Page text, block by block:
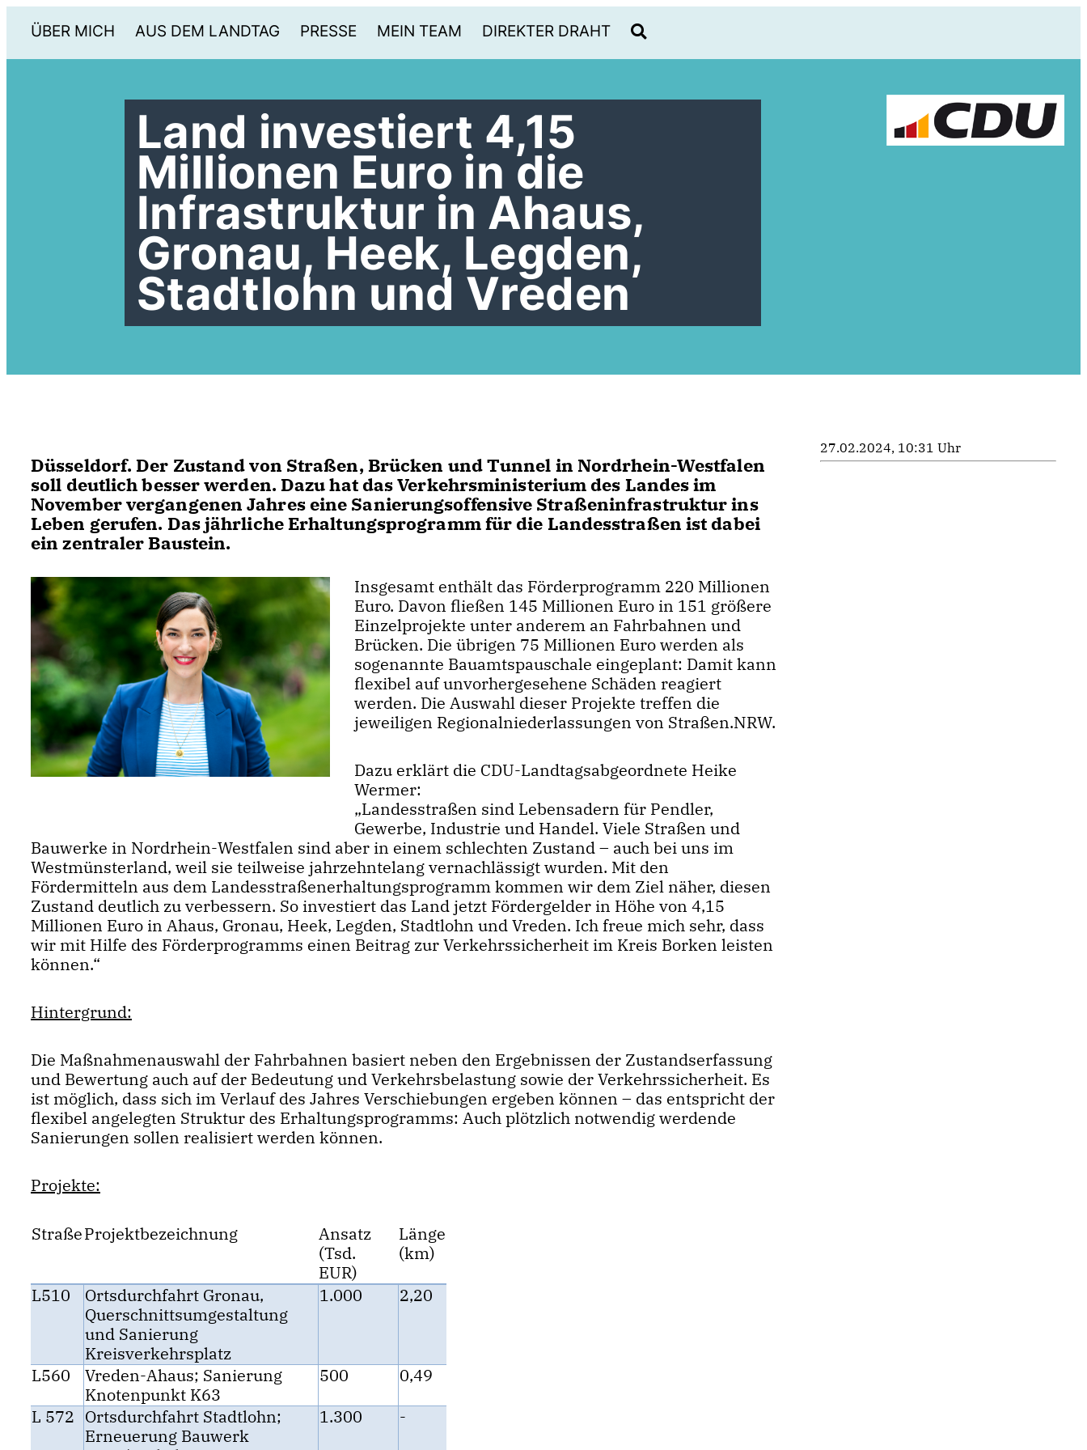
ÜBER MICH AUS DEM LANDTAG PRESSE MEIN TEAM DIREKTER DRAHT
Land investiert 4,15
Millionen Euro in die
Infrastruktur in Ahaus,
Gronau, Heek, Legden,
Stadtlohn und Vreden
Düsseldorf. Der Zustand von Straßen, Brücken und Tunnel in Nordrhein-Westfalen
soll deutlich besser werden. Dazu hat das Verkehrsministerium des Landes im
November vergangenen Jahres eine Sanierungsoffensive Straßeninfrastruktur ins
Leben gerufen. Das jährliche Erhaltungsprogramm für die Landesstraßen ist dabei
ein zentraler Baustein.
Insgesamt enthält das Förderprogramm 220 Millionen
Euro. Davon fließen 145 Millionen Euro in 151 größere
Einzelprojekte unter anderem an Fahrbahnen und
Brücken. Die übrigen 75 Millionen Euro werden als
sogenannte Bauamtspauschale eingeplant: Damit kann
flexibel auf unvorhergesehene Schäden reagiert
werden. Die Auswahl dieser Projekte treffen die
jeweiligen Regionalniederlassungen von Straßen.NRW.
Dazu erklärt die CDU-Landtagsabgeordnete Heike
Wermer:
Landesstraßen sind Lebensadern für Pendler,
Gewerbe, Industrie und Handel. Viele Straßen und
Bauwerke in Nordrhein-Westfalen sind aber in einem schlechten Zustand – auch bei uns im
Westmünsterland, weil sie teilweise jahrzehntelang vernachlässigt wurden. Mit den
Fördermitteln aus dem Landesstraßenerhaltungsprogramm kommen wir dem Ziel näher, diesen
Zustand deutlich zu verbessern. So investiert das Land jetzt Fördergelder in Höhe von 4,15
Millionen Euro in Ahaus, Gronau, Heek, Legden, Stadtlohn und Vreden. Ich freue mich sehr, dass
wir mit Hilfe des Förderprogramms einen Beitrag zur Verkehrssicherheit im Kreis Borken leisten
können.“
Hintergrund:
Die Maßnahmenauswahl der Fahrbahnen basiert neben den Ergebnissen der Zustandserfassung
und Bewertung auch auf der Bedeutung und Verkehrsbelastung sowie der Verkehrssicherheit. Es
ist möglich, dass sich im Verlauf des Jahres Verschiebungen ergeben können – das entspricht der
flexibel angelegten Struktur des Erhaltungsprogramms: Auch plötzlich notwendig werdende
Sanierungen sollen realisiert werden können.
Projekte:
StraßeProjektbezeichnung
Ansatz
(Tsd.
EUR)
Länge
(km)
L510
Ortsdurchfahrt Gronau,
Querschnittsumgestaltung
und Sanierung
Kreisverkehrsplatz
1.000 2,20
L560
Vreden-Ahaus; Sanierung
Knotenpunkt K63
500
0,49
L 572 Ortsdurchfahrt Stadtlohn;
Erneuerung Bauwerk
1.300 -
27.02.2024, 10:31 Uhr